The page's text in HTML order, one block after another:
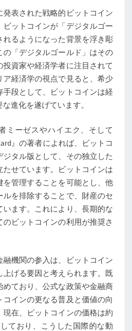
お
け
る
新
た
な
視
点
表された戦略的ビットコイン
ビットコインが「デジタルゴー
れるようになった背景を浮き彫
の「デジタルゴールド」はその
資家や経済学者に注目されて
ア経済学の視点で見ると、希少
段として、ビットコインは経
進化を遂げています。
ミーゼスやハイエク、そして
』の著者によれば、ビットコ
ジタル版として、その独立した
せています。ビットコインは
を管理することを可能とし、他
を排除することで、財産のセ
います。これにより、長期的な
ビットコインの利用が推奨さ
機関の参入は、ビットコイン
上げる要因と考えられます。既
めており、公式な政策や金融商
インの更なる普及と価値の向
在、ビットコインの価格は約
しており、こうした国際的な動